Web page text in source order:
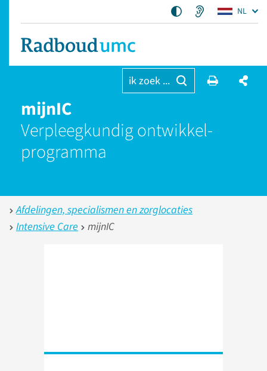
NL
ik zoek ...
mijnIC
Verpleegkundig ontwikkel­
programma
Afdelingen, specialismen en zorglocaties
Intensive Care
mijnIC